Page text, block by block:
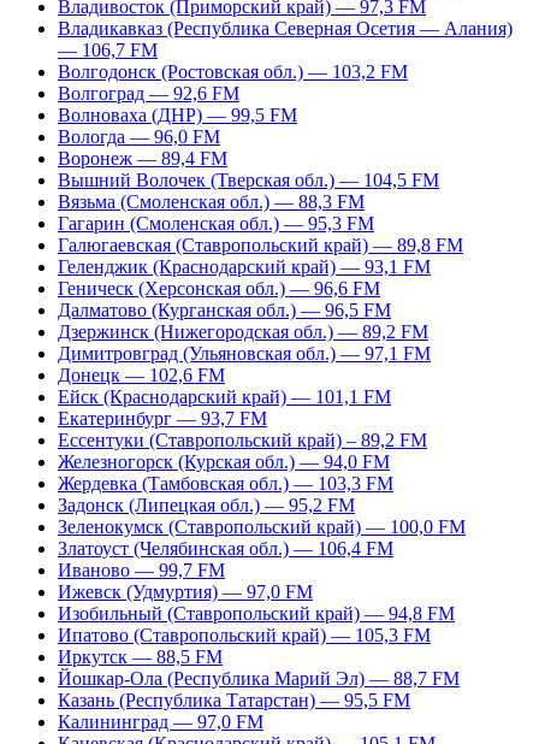
Владивосток (Приморский край) — 97,3 FM
Владикавказ (Республика Северная Осетия — Алания)
— 106,7 FM
Волгодонск (Ростовская обл.) — 103,2 FM
Волгоград — 92,6 FM
Волноваха (ДНР) — 99,5 FM
Вологда — 96,0 FM
Воронеж — 89,4 FM
Вышний Волочек (Тверская обл.) — 104,5 FM
Вязьма (Смоленская обл.) — 88,3 FM
Гагарин (Смоленская обл.) — 95,3 FM
Галюгаевская (Ставропольский край) — 89,8 FM
Геленджик (Краснодарский край) — 93,1 FM
Геническ (Херсонская обл.) — 96,6 FM
Далматово (Курганская обл.) — 96,5 FM
Дзержинск (Нижегородская обл.) — 89,2 FM
Димитровград (Ульяновская обл.) — 97,1 FM
Донецк — 102,6 FM
Ейск (Краснодарский край) — 101,1 FM
Екатеринбург — 93,7 FM
Ессентуки (Ставропольский край) – 89,2 FM
Железногорск (Курская обл.) — 94,0 FM
Жердевка (Тамбовская обл.) — 103,3 FM
Задонск (Липецкая обл.) — 95,2 FM
Зеленокумск (Ставропольский край) — 100,0 FM
Златоуст (Челябинская обл.) — 106,4 FM
Иваново — 99,7 FM
Ижевск (Удмуртия) — 97,0 FM
Изобильный (Ставропольский край) — 94,8 FM
Ипатово (Ставропольский край) — 105,3 FM
Иркутск — 88,5 FM
Йошкар-Ола (Республика Марий Эл) — 88,7 FM
Казань (Республика Татарстан) — 95,5 FM
Калининград — 97,0 FM